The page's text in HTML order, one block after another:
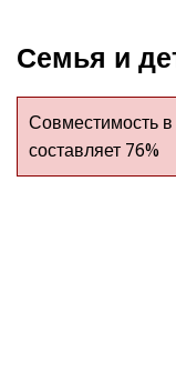
Семья и
Совместимость
составляет 76%